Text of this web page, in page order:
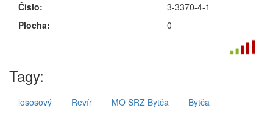
Číslo:
Plocha:
3-3370-4-1
0
Tagy:
lososový Revír MO SRZ Bytča
Bytča